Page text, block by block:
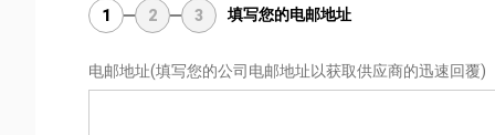
1 2 3 填写您的电邮地址
电邮地址(填写您的公司电邮地址以获取供应商的迅速回覆)